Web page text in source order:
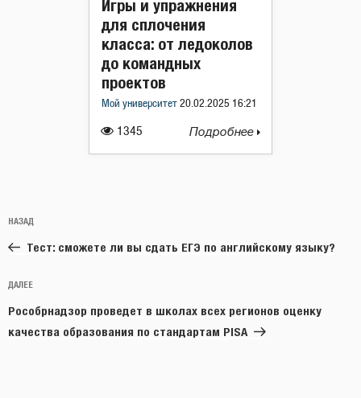
1345
Игры и упражнения
для сплочения
класса: от ледоколов
до командных
проектов
Мой университет 20.02.2025 16:21
Подробнее
по
записям
Предыдущая
запись:
НАЗАД
Тест: сможете ли вы сдать ЕГЭ по английскому языку?
Следующая
запись
ДАЛЕЕ
Рособрнадзор проведет в школах всех регионов оценку
качества образования по стандартам PISA